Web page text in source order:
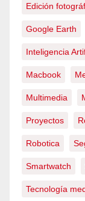
Edición
Google Earth
Inteligencia
Macbook
Multimedia
Proyectos
Robotica
Smartwatch
Tecnología